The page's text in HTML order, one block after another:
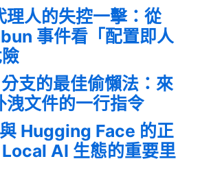
理人的失控一擊：從
事件看「配置即人
支的最佳偷懶法：來
洩文件的一行指令
Hugging Face 的正
AI 生態的重要里